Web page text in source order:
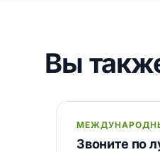
Вы
Звоните по